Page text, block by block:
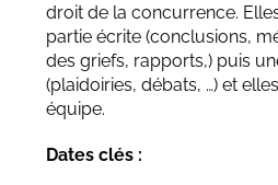
droit de la concurrence.
partie écrite (conclusions,
des griefs, rapports,) puis
(plaidoiries, débats, …) et
équipe.
Dates clés :